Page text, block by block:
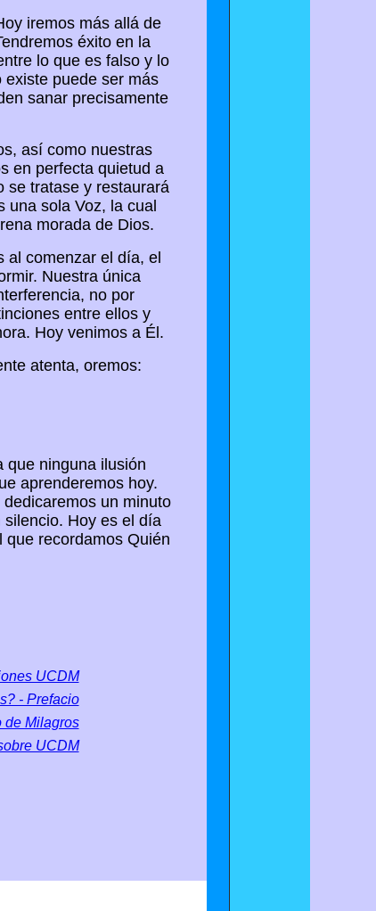
iremos más allá de
éxito en la
lo que es falso y lo
puede ser más
sanar precisamente
así como nuestras
en perfecta quietud a
se tratase y restaurará
una sola Voz, la cual
morada de Dios.
al comenzar el día, el
Nuestra única
no por
entre ellos y
Hoy venimos a Él.
atenta, oremos:
que ninguna ilusión
aprenderemos hoy.
un minuto
Hoy es el día
recordamos Quién
UCDM
- Prefacio
de Milagros
UCDM